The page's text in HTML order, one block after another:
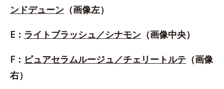
ンドデューン （画像左）
E： ライトブラッシュ／シナモン （画像中央）
F： ピュアセラムルージュ／チェリートルテ （画像
右）